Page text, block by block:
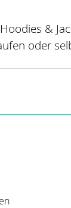
&
oder